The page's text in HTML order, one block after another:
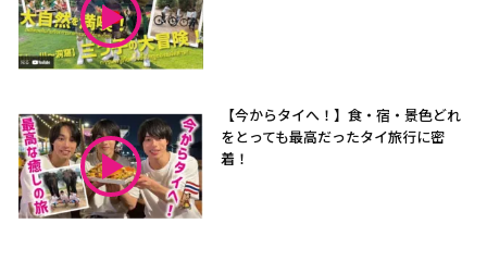
【今からタイへ！】食・宿・景色どれ
をとっても最高だったタイ旅行に密
着！